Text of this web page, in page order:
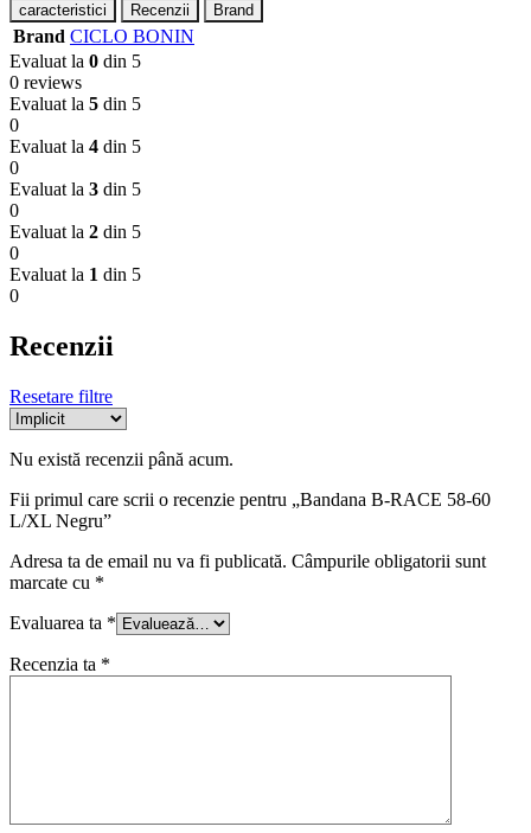
caracteristici Recenzii Brand
Brand CICLO BONIN
Evaluat la 0 din 5
0 reviews
Evaluat la 5 din 5
0
Evaluat la 4 din 5
0
Evaluat la 3 din 5
0
Evaluat la 2 din 5
0
Evaluat la 1 din 5
0
Recenzii
Resetare filtre
Nu există recenzii până acum.
Fii primul care scrii o recenzie pentru „Bandana B-RACE 58-60
L/XL Negru”
Adresa ta de email nu va fi publicată. Câmpurile obligatorii sunt
marcate cu *
Evaluarea ta *
Recenzia ta *